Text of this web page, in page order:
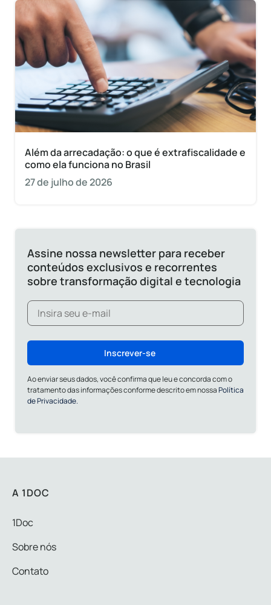
Além da arrecadação: o que é extrafiscalidade e
como ela funciona no Brasil
27 de julho de 2026
Assine nossa newsletter para receber
conteúdos exclusivos e recorrentes
sobre transformação digital e tecnologia
Inscrever-se
Ao enviar seus dados, você confirma que leu e concorda com o
tratamento das informações conforme descrito em nossaPolítica
de Privacidade.
A 1DOC
1Doc
Sobre nós
Contato